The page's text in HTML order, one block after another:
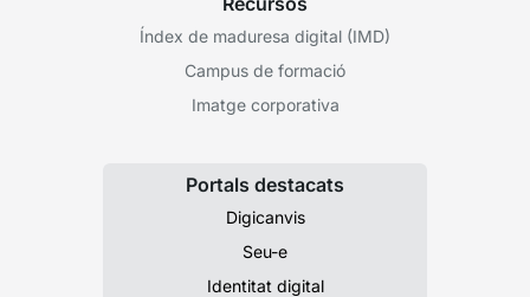
Índex de maduresa digital (IMD)
Campus de formació
Imatge corporativa
Portals destacats
Digicanvis
Seu-e
Identitat digital